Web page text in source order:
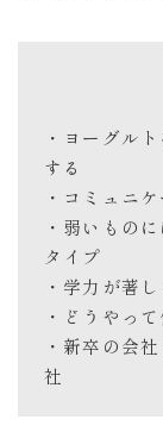
・ヨーグル
する
・コミュニ
・弱いもの
タイプ
・学力が著
・どうやっ
・新卒の会
社